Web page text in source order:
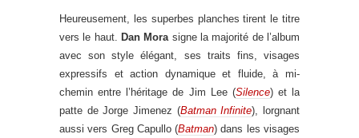
Heureusement, les superbes planches tirent le titre
vers le haut.
Dan Mora signe la majorité de l’album
avec son style élégant, ses traits fins, visages
expressifs et action dynamique et fluide, à mi-
chemin entre l’héritage de Jim Lee (Silence) et la
patte de Jorge Jimenez (Batman Infinite), lorgnant
aussi vers Greg Capullo (Batman) dans les visages